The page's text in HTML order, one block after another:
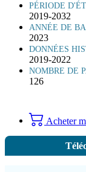
PÉRIODE
2019-2032
ANNÉE DE
2023
DONNÉES
2019-2022
NOMBRE DE
126
Acheter